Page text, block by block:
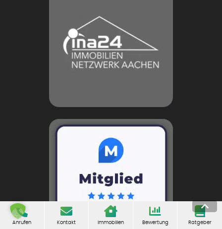
Anrufen Kontakt Immobilien Bewertung Ratgeber